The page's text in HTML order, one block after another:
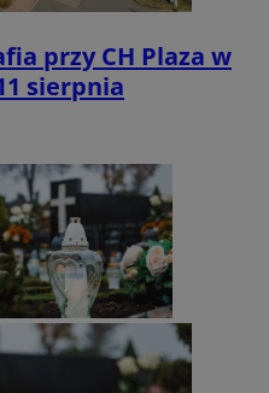
przy CH Plaza w
sierpnia